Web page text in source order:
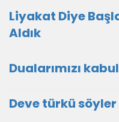
Liyakat Diye
Aldık
Dualarımızı
Deve türkü